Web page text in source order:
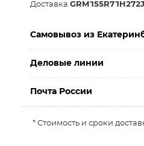
Доставка
Самовывоз из
Деловые линии
Почта России
* Стоимость и сроки